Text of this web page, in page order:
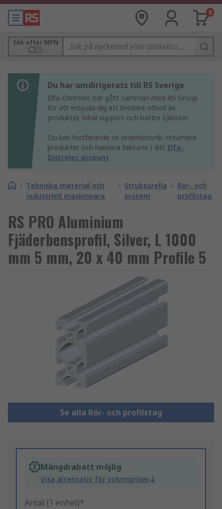
0
Sök efter MPN
Du har omdirigerats till RS Sverige
Elfa-Distrelec har gått samman med RS Group
för att erbjuda dig ett bredare utbud av
produkter, lokal support och bättre tjänster.
Du kan fortfarande se orderhistorik, returnera
produkter och hantera fakturor i ditt Elfa-
Distrelec account
/ Tekniska material och
industriell maskinvara
/ Strukturella
system
/ Rör- och
profilstag
RS PRO Aluminium
Fjäderbensprofil, Silver, L 1000
mm 5 mm, 20 x 40 mm Profile 5
Se alla Rör- och profilstag
Mängdrabatt möjlig
Visa alternativ för volympriser
Antal (1 enhet)*